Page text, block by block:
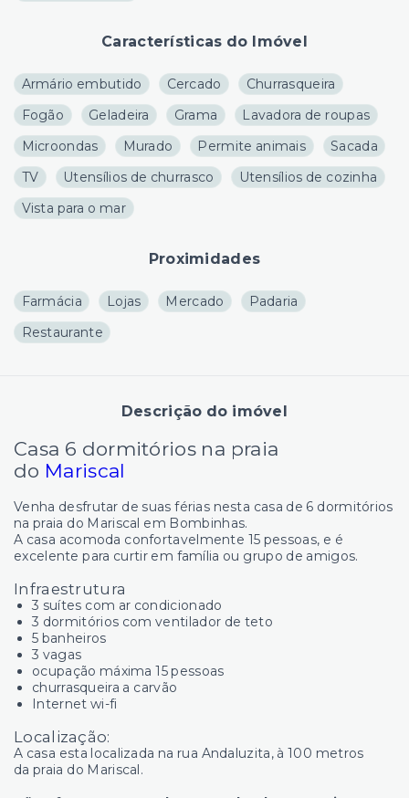
Características do Imóvel
Armário embutido Cercado
Churrasqueira
Fogão
Geladeira Grama
Lavadora de roupas
Microondas
Murado Permite animais
Sacada
TV
Utensílios de churrasco
Utensílios de cozinha
Vista para o mar
Proximidades
Farmácia Lojas Mercado
Padaria
Restaurante
Descrição do imóvel
Casa 6 dormitórios na praia
do Mariscal
Venha desfrutar de suas férias nesta casa de 6 dormitórios
na praia do Mariscal em Bombinhas.
A casa acomoda confortavelmente 15 pessoas, e é
excelente para curtir em família ou grupo de amigos.
Infraestrutura
3 suítes com ar condicionado
3 dormitórios com ventilador de teto
5 banheiros
3 vagas
ocupação máxima 15 pessoas
churrasqueira a carvão
Internet wi-fi
Localização:
A casa esta localizada na rua Andaluzita, à 100 metros
da praia do Mariscal.